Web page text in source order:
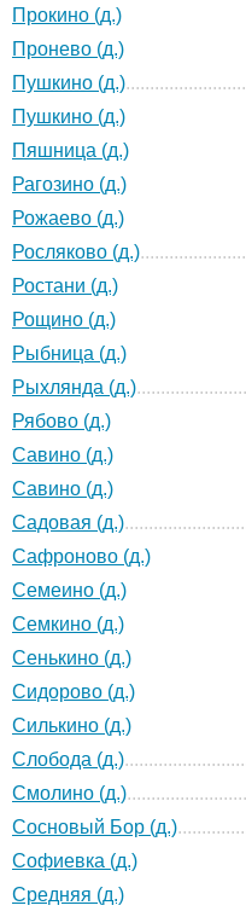
Прокино (д.)
Пронево (д.)
Пушкино (д.)
Пушкино (д.)
Пяшница (д.)
Рагозино (д.)
Рожаево (д.)
Росляково (д.)
Ростани (д.)
Рощино (д.)
Рыбница (д.)
Рыхлянда (д.)
Рябово (д.)
Савино (д.)
Савино (д.)
Садовая (д.)
Сафроново (д.)
Семеино (д.)
Семкино (д.)
Сенькино (д.)
Сидорово (д.)
Силькино (д.)
Слобода (д.)
Смолино (д.)
Сосновый Бор (д.)
Софиевка (д.)
Средняя (д.)